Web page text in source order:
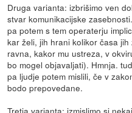
Druga varianta: izbrišimo ven
stvar komunikacijske
pa potem s tem operaterju
kar želi, jih hrani kolikor časa
ravna, kakor mu ustreza, v
bo mogel objavaljati). Hmnja.
pa ljudje potem mislili, če v
bodo prepovedane.
Tretja varianta: izmislimo si